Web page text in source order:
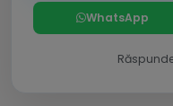
WhatsApp